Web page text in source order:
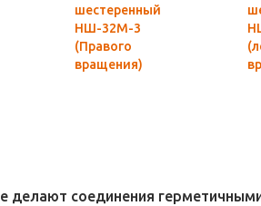
шестеренный
НШ-32М-3
(Правого
вращения)
делают соединения